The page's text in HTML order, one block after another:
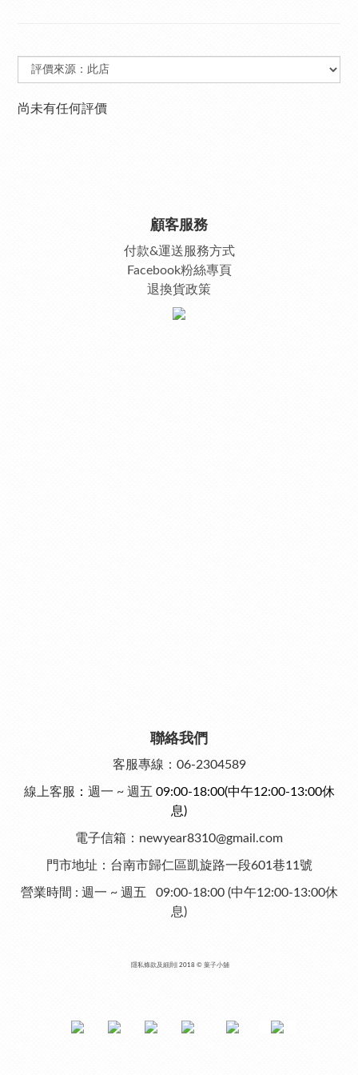
尚未有任何評價
顧客服務
付款&運送服務方式
Facebook粉絲專頁
退換貨政策
聯絡我們
客服專線：06-2304589
線上客服 ： 週一 ~ 週五 09:00-18:00(中午12:00-13:00休
息)
電子信箱：newyear8310@gmail.com
門市地址：台南市歸仁區凱旋路一段601巷11號
營業時間 : 週一 ~ 週五 09:00-18:00 (中午12:00-13:00休
息)
隱私條款及細則 | 2018 © 葉子小舖